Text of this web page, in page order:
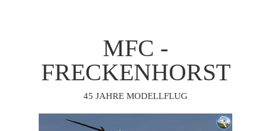
MFC -
FRECKENHORST
45 JAHRE MODELLFLUG